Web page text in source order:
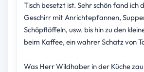
Tisch besetzt ist. Sehr schön fand ich
Geschirr mit Anrichtepfannen,
Schöpflöffeln, usw. bis hin zu den
beim Kaffee, ein wahrer Schatz von
Was Herr Wildhaber in der Küche